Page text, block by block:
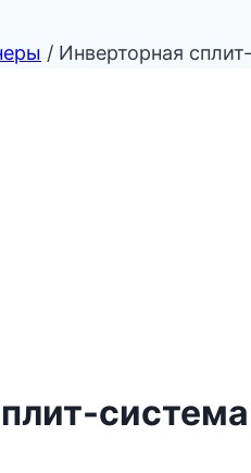
/ Инверторная